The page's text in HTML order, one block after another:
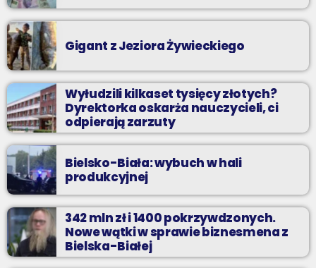
Gigant z Jeziora Żywieckiego
Wyłudzili kilkaset tysięcy złotych?
Dyrektorka oskarża nauczycieli, ci
odpierają zarzuty
Bielsko-Biała: wybuch w hali
produkcyjnej
342 mln zł i 1400 pokrzywdzonych.
Nowe wątki w sprawie biznesmena z
Bielska-Białej